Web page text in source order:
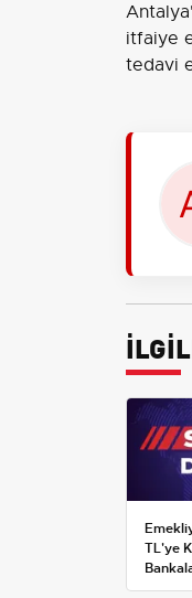
itfaiye
tedavi
TL'ye